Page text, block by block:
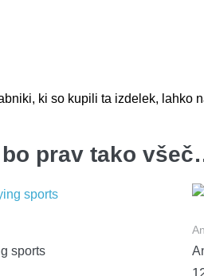
ki so kupili ta izdelek, lahko
bo prav tako
sports